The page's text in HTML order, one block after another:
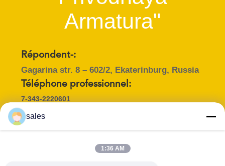
Armatura"
Répondent-:
Gagarina str. 8 – 602/2, Ekaterinburg, Russia
Téléphone professionnel:
7-343-2220601
Personne à contacter :
sales
1:36 AM